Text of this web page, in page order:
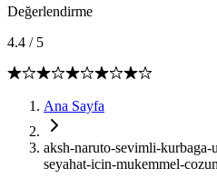
Değerlendirme
4.4 / 5
Ana Sayfa
aksh-naruto-sevimli-kurbaga-
seyahat-icin-mukemmel-